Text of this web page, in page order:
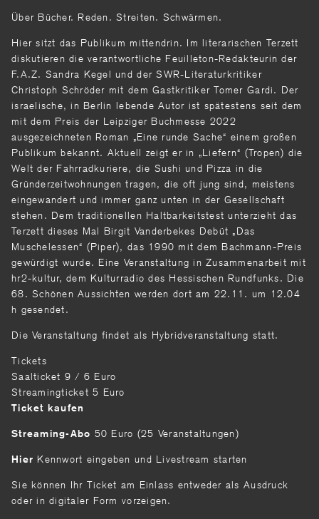
Über Bücher. Reden. Streiten. Schwärmen.
Hier sitzt das Publikum mittendrin. Im li­terarischen Terzett
diskutieren die verantwortliche Feuilleton-Redakteurin der
F.A.Z. Sandra Kegel und der SWR-Literaturkritiker
Christoph Schröder mit dem Gastkriti­ker Tomer Gardi. Der
israelische, in Berlin lebende Autor ist spätestens seit dem
mit dem Preis der Leipziger Buchmesse 2022
ausgezeichneten Roman „Eine runde Sache“ einem großen
Publikum bekannt. Aktuell zeigt er in „Liefern“ (Tropen) die
Welt der Fahrradkuriere, die Sushi und Pizza in die
Gründerzeitwohnungen tragen, die oft jung sind, meistens
einge­wandert und immer ganz unten in der Gesell­schaft
stehen. Dem traditionellen Haltbarkeitstest unterzieht das
Terzett dieses Mal Birgit Vander­bekes Debüt „Das
Muschelessen“ (Piper), das 1990 mit dem Bachmann-Preis
gewürdigt wurde. Eine Veranstaltung in Zusammenarbeit mit
hr2-kultur, dem Kulturradio des Hessischen Rund­funks. Die
68. Schönen Aussichten werden dort am 22.11. um 12.04
h gesendet.
Die Veranstaltung findet als Hybridveranstaltung statt.
Tickets
Saalticket 9 / 6 Euro
Streamingticket 5 Euro
Ticket kaufen
Streaming-Abo 50 Euro (25 Veranstaltungen)
Hier Kennwort eingeben und Livestream starten
Sie können Ihr Ticket am Einlass entweder als Ausdruck
oder in digitaler Form vorzeigen.